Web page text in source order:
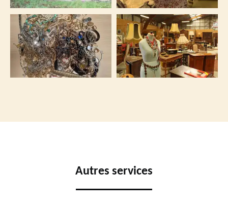
Autres services